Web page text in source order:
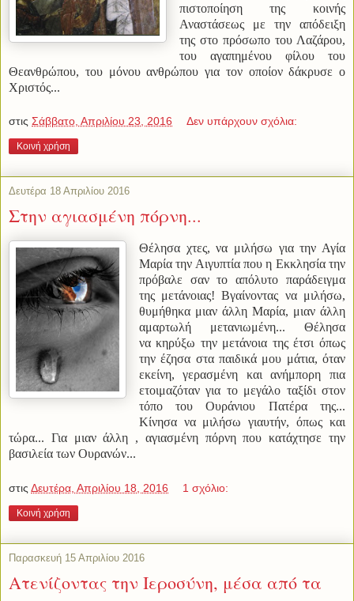
πιστοποίηση της κοινής
Αναστάσεως με την απόδειξη
της στο πρόσωπο του Λαζάρου,
του αγαπημένου φίλου του
Θεανθρώπου, του μόνου ανθρώπου για τον οποίον δάκρυσε ο
Χριστός...
στις Σάββατο, Απριλίου 23, 2016 Δεν υπάρχουν σχόλια:
Κοινή χρήση
Δευτέρα 18 Απριλίου 2016
Στην αγιασμένη πόρνη...
Θέλησα χτες, να μιλήσω για την Αγία
Μαρία την Αιγυπτία που η Εκκλησία την
πρόβαλε σαν το απόλυτο παράδειγμα
της μετάνοιας! Βγαίνοντας να μιλήσω,
θυμήθηκα μιαν άλλη Μαρία, μιαν άλλη
αμαρτωλή μετανιωμένη... Θέλησα
να κηρύξω την μετάνοια της έτσι όπως
την έζησα στα παιδικά μου μάτια, όταν
εκείνη, γερασμένη και ανήμπορη πια
ετοιμαζόταν για το μεγάλο ταξίδι στον
τόπο του Ουράνιου Πατέρα της...
Κίνησα να μιλήσω γιαυτήν, όπως και
τώρα... Για μιαν άλλη , αγιασμένη πόρνη που κατάχτησε την
βασιλεία των Ουρανών...
στις Δευτέρα, Απριλίου 18, 2016 1 σχόλιο:
Κοινή χρήση
Παρασκευή 15 Απριλίου 2016
Ατενίζοντας την Ιεροσύνη, μέσα από τα